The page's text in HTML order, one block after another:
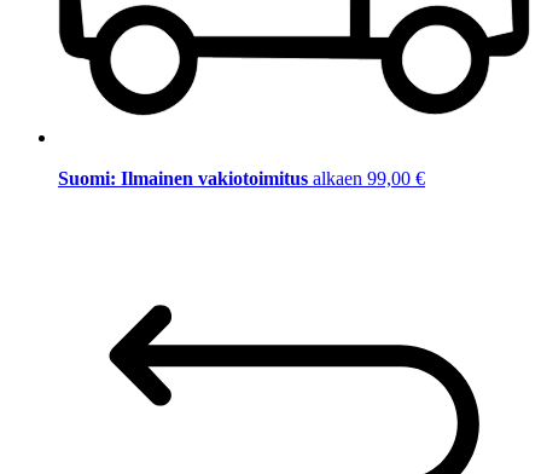
Suomi: Ilmainen vakiotoimitus alkaen 99,00 €